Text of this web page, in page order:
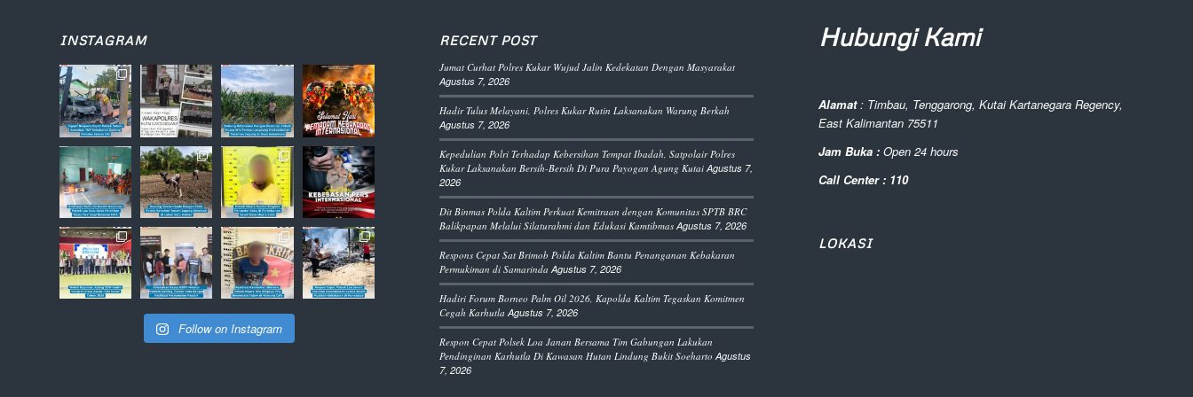
INSTAGRAM
Follow on Instagram
RECENT POST
Jumat Curhat Polres Kukar Wujud Jalin Kedekatan Dengan Masyarakat
Agustus 7, 2026
Hadir Tulus Melayani, Polres Kukar Rutin Laksanakan Warung Berkah
Agustus 7, 2026
Kepedulian Polri Terhadap Kebersihan Tempat Ibadah, Satpolair Polres
Kukar Laksanakan Bersih-Bersih Di Pura Payogan Agung Kutai Agustus 7,
2026
Dit Binmas Polda Kaltim Perkuat Kemitraan dengan Komunitas SPTB BRC
Balikpapan Melalui Silaturahmi dan Edukasi Kamtibmas Agustus 7, 2026
Respons Cepat Sat Brimob Polda Kaltim Bantu Penanganan Kebakaran
Permukiman di Samarinda Agustus 7, 2026
Hadiri Forum Borneo Palm Oil 2026, Kapolda Kaltim Tegaskan Komitmen
Cegah Karhutla Agustus 7, 2026
Respon Cepat Polsek Loa Janan Bersama Tim Gabungan Lakukan
Pendinginan Karhutla Di Kawasan Hutan Lindung Bukit Soeharto Agustus
7, 2026
Hubungi Kami
Alamat: Timbau, Tenggarong, Kutai Kartanegara Regency,
East Kalimantan 75511
Jam Buka :Open 24 hours
Call Center : 110
LOKASI